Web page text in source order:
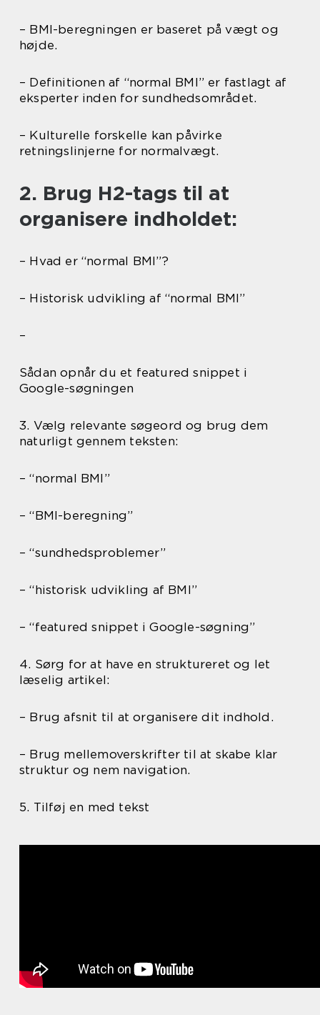
– BMI-beregningen er baseret på vægt og
højde.
– Definitionen af “normal BMI” er fastlagt af
eksperter inden for sundhedsområdet.
– Kulturelle forskelle kan påvirke
retningslinjerne for normalvægt.
2. Brug H2-tags til at
organisere indholdet:
– Hvad er “normal BMI”?
– Historisk udvikling af “normal BMI”
–
Sådan opnår du et featured snippet i
Google-søgningen
3. Vælg relevante søgeord og brug dem
naturligt gennem teksten:
– “normal BMI”
– “BMI-beregning”
– “sundhedsproblemer”
– “historisk udvikling af BMI”
– “featured snippet i Google-søgning”
4. Sørg for at have en struktureret og let
læselig artikel:
– Brug afsnit til at organisere dit indhold.
– Brug mellemoverskrifter til at skabe klar
struktur og nem navigation.
5. Tilføj en med tekst